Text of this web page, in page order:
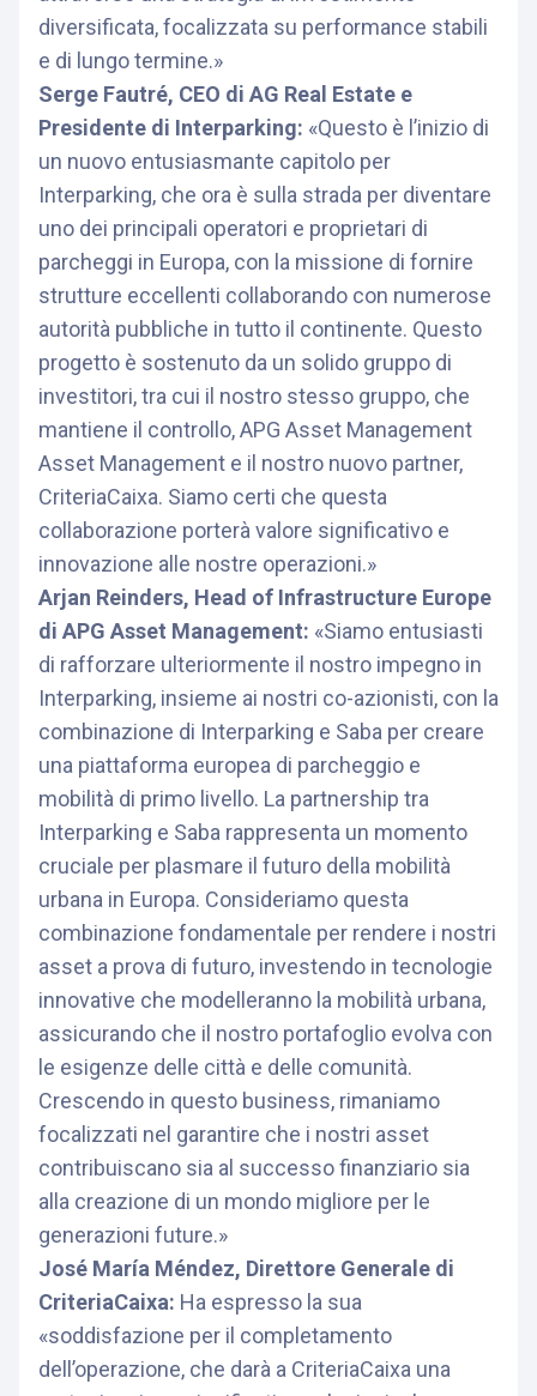
diversificata, focalizzata su performance stabili
e di lungo termine.»
Serge Fautré, CEO di AG Real Estate e
Presidente di Interparking: «Questo è l’inizio di
un nuovo entusiasmante capitolo per
Interparking, che ora è sulla strada per diventare
uno dei principali operatori e proprietari di
parcheggi in Europa, con la missione di fornire
strutture eccellenti collaborando con numerose
autorità pubbliche in tutto il continente. Questo
progetto è sostenuto da un solido gruppo di
investitori, tra cui il nostro stesso gruppo, che
mantiene il controllo, APG Asset Management
Asset Management e il nostro nuovo partner,
CriteriaCaixa. Siamo certi che questa
collaborazione porterà valore significativo e
innovazione alle nostre operazioni.»
Arjan Reinders, Head of Infrastructure Europe
di APG Asset Management: «Siamo entusiasti
di rafforzare ulteriormente il nostro impegno in
Interparking, insieme ai nostri co-azionisti, con la
combinazione di Interparking e Saba per creare
una piattaforma europea di parcheggio e
mobilità di primo livello. La partnership tra
Interparking e Saba rappresenta un momento
cruciale per plasmare il futuro della mobilità
urbana in Europa. Consideriamo questa
combinazione fondamentale per rendere i nostri
asset a prova di futuro, investendo in tecnologie
innovative che modelleranno la mobilità urbana,
assicurando che il nostro portafoglio evolva con
le esigenze delle città e delle comunità.
Crescendo in questo business, rimaniamo
focalizzati nel garantire che i nostri asset
contribuiscano sia al successo finanziario sia
alla creazione di un mondo migliore per le
generazioni future.»
José María Méndez, Direttore Generale di
CriteriaCaixa: Ha espresso la sua
«soddisfazione per il completamento
dell’operazione, che darà a CriteriaCaixa una